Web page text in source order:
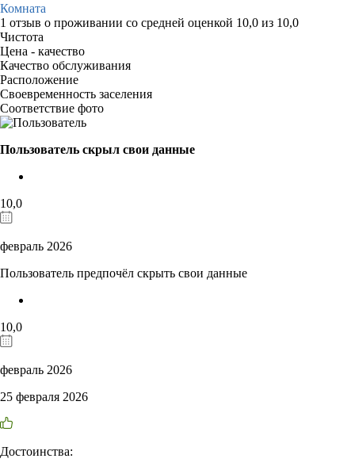
Комната
1 отзыв о проживании со средней оценкой 10,0 из 10,0
Чистота
Цена - качество
Качество обслуживания
Расположение
Своевременность заселения
Соответствие фото
Пользователь скрыл свои данные
10,0
февраль 2026
Пользователь предпочёл скрыть свои данные
10,0
февраль 2026
25 февраля 2026
Достоинства: